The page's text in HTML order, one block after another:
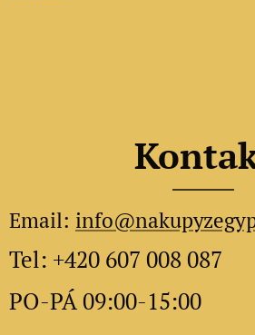
Email:
Tel: +420 607 008 087
PO-PÁ 09:00-15:00